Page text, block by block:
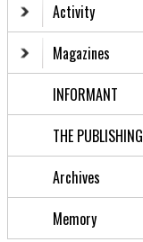
Activity
Magazines
INFORMANT
THE PUBLISHING
Archives
Memory